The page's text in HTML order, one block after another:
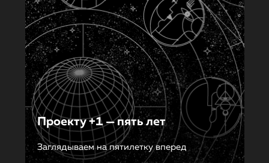
Проекту +1 — пять лет
Заглядываем на пятилетку вперед